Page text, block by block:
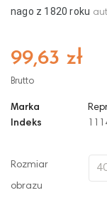
nago z 1820 roku
99,63 zł
Brutto
Marka
Indeks
Rozmiar
obrazu